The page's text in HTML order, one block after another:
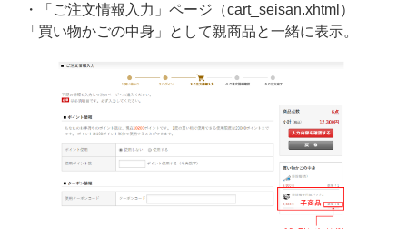
・「ご注文情報入力」ページ（cart_seisan.xhtml）
「買い物かごの中身」として親商品と一緒に表示。